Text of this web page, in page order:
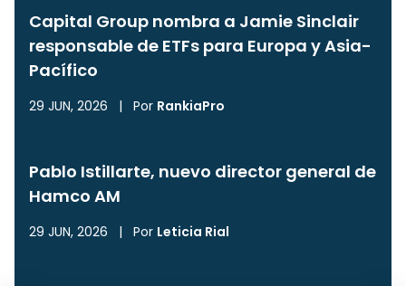
Capital Group nombra a Jamie Sinclair
responsable de ETFs para Europa y Asia-
Pacífico
29 JUN, 2026 | Por RankiaPro
Pablo Istillarte, nuevo director general de
Hamco AM
29 JUN, 2026 | Por Leticia Rial